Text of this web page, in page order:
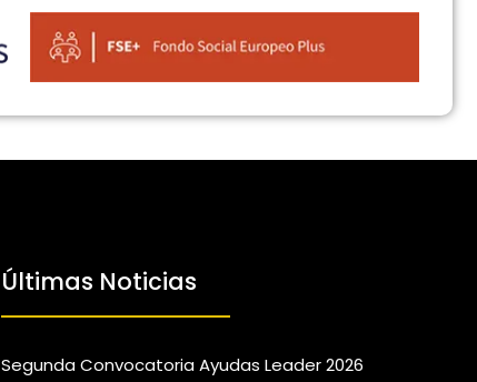
Últimas Noticias
Segunda Convocatoria Ayudas Leader 2026